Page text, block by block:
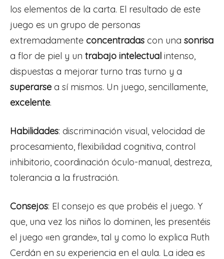
los elementos de la carta. El resultado de este
juego es un grupo de personas
extremadamente concentradas con una sonrisa
a flor de piel y un trabajo intelectual intenso,
dispuestas a mejorar turno tras turno y a
superarse a sí mismos. Un juego, sencillamente,
excelente.
Habilidades: discriminación visual, velocidad de
procesamiento, flexibilidad cognitiva, control
inhibitorio, coordinación óculo-manual, destreza,
tolerancia a la frustración.
Consejos: El consejo es que probéis el juego. Y
que, una vez los niños lo dominen, les presentéis
el juego «en grande», tal y como lo explica Ruth
Cerdán en su experiencia en el aula. La idea es